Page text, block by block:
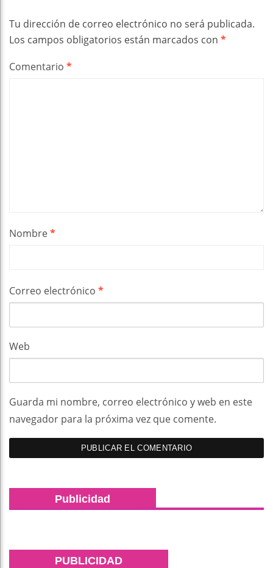
Tu dirección de correo electrónico no será publicada.
Los campos obligatorios están marcados con *
Comentario *
Nombre*
Correo electrónico *
Web
Guarda mi nombre, correo electrónico y web en este
navegador para la próxima vez que comente.
Publicidad
PUBLICIDAD